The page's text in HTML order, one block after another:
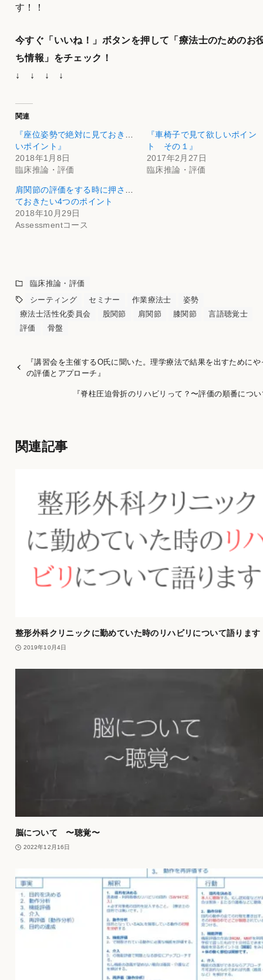
す！！
今すぐ「いいね！」ボタンを押して「療法士のためのお
ち情報」をチェック！
↓ ↓ ↓ ↓
関連
『座位姿勢で絶対に見ておきた
いポイント』
2018年1月8日
臨床推論・評価
『車椅子で見て欲しいポイン
ト その１』
2017年2月27日
臨床推論・評価
肩関節の評価をする時に押さえ
ておきたい4つのポイント
2018年10月29日
Assessmentコース
臨床推論・評価
シーティング
セミナー 作業療法士
姿勢
療法士活性化委員会
股関節 肩関節 膝関節
言語聴覚士
評価
骨盤
『講習会を主催するO氏に聞いた。理学療法で結果を出すためにや
の評価とアプローチ』
『脊柱圧迫骨折のリハビリって？〜評価の順番につ
関連記事
整形外科クリニックに勤めていた時のリハビリについて語ります
2019年10月4日
脳について 〜聴覚〜
2022年12月16日